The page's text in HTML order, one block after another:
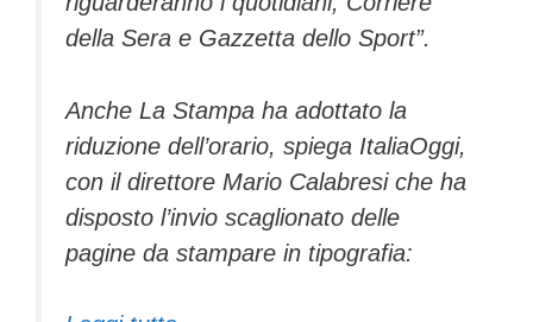
della Sera e Gazzetta dello Sport”.
Anche La Stampa ha adottato la
riduzione dell’orario, spiega ItaliaOggi,
con il direttore Mario Calabresi che ha
disposto l’invio scaglionato delle
pagine da stampare in tipografia: